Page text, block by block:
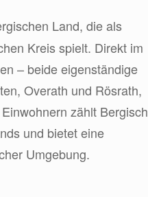
Land, die als
Kreis spielt. Direkt im
– beide eigenständige
Overath und Rösrath,
zählt Bergisch
und bietet eine
Umgebung.